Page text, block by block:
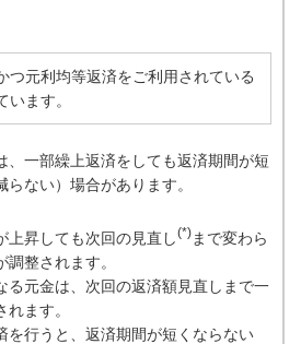
つ元利均等返済をご利用されている
います。
、一部繰上返済をしても返済期間が短
ない）場合があります。
上昇しても次回の見直し(*) まで変わら
整されます。
る元金は、次回の返済額見直しまで一
ます。
を行うと、返済期間が短くならない